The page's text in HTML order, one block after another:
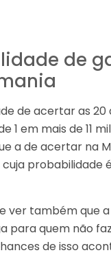
de
de acertar as 20
1 em mais de 11
a de acertar na
probabilidade
ver também que
para quem não
de isso